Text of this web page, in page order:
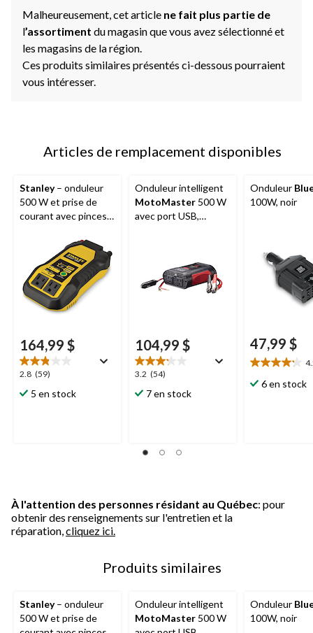
Malheureusement, cet article ne fait plus partie de
l’assortiment du magasin que vous avez sélectionné et
les magasins de la région.
Ces produits similaires présentés ci-dessous pourraient
vous intéresser.
Articles de remplacement disponibles
Stanley– onduleur
500 W et prise de
courant avec pinces
USB et adaptateur 12
164,99 $
2.8 (59)
2.8
étoile(s)
sur
5 en stock
Onduleur intelligent
MotoMaster 500 W
avec port USB,
104,99 $
3.2 (54)
3.2
étoile(s)
sur
7 en stock
Onduleur
100W, noir
47,99 $
4.2
étoile(s)
6 en stock
À l'attention des personnes résidant au Québec: pour
obtenir des renseignements sur l'entretien et la
réparation, cliquez ici.
Produits similaires
Stanley– onduleur
500 W et prise de
Onduleur intelligent
MotoMaster 500 W
Onduleur
100W, noir